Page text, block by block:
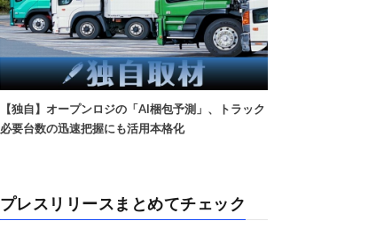
【独自】オープンロジの「AI梱包予測」、トラック
必要台数の迅速把握にも活用本格化
プレスリリースまとめてチェック